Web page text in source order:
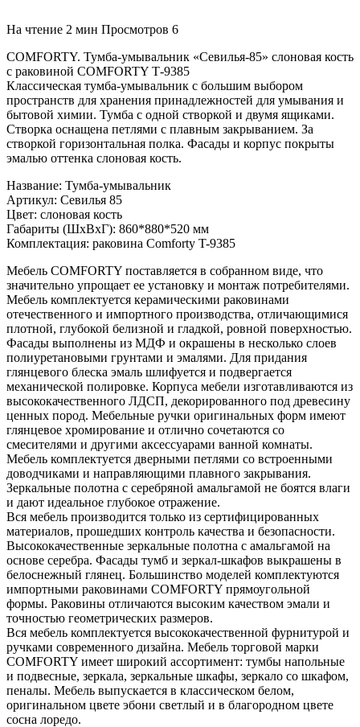
На чтение 2 мин Просмотров 6
COMFORTY. Тумба-умывальник «Севилья-85» слоновая кость
с раковиной COMFORTY Т-9385
Классическая тумба-умывальник с большим выбором
пространств для хранения принадлежностей для умывания и
бытовой химии. Тумба с одной створкой и двумя ящиками.
Створка оснащена петлями с плавным закрыванием. За
створкой горизонтальная полка. Фасады и корпус покрыты
эмалью оттенка слоновая кость.
Название: Тумба-умывальник
Артикул: Севилья 85
Цвет: слоновая кость
Габариты (ШхВхГ): 860*880*520 мм
Комплектация: раковина Comforty T-9385
Мебель COMFORTY поставляется в собранном виде, что
значительно упрощает ее установку и монтаж потребителями.
Мебель комплектуется керамическими раковинами
отечественного и импортного производства, отличающимися
плотной, глубокой белизной и гладкой, ровной поверхностью.
Фасады выполнены из МДФ и окрашены в несколько слоев
полиуретановыми грунтами и эмалями. Для придания
глянцевого блеска эмаль шлифуется и подвергается
механической полировке. Корпуса мебели изготавливаются из
высококачественного ЛДСП, декорированного под древесину
ценных пород. Мебельные ручки оригинальных форм имеют
глянцевое хромирование и отлично сочетаются со
смесителями и другими аксессуарами ванной комнаты.
Мебель комплектуется дверными петлями со встроенными
доводчиками и направляющими плавного закрывания.
Зеркальные полотна с серебряной амальгамой не боятся влаги
и дают идеальное глубокое отражение.
Вся мебель производится только из сертифицированных
материалов, прошедших контроль качества и безопасности.
Высококачественные зеркальные полотна с амальгамой на
основе серебра. Фасады тумб и зеркал-шкафов выкрашены в
белоснежный глянец. Большинство моделей комплектуются
импортными раковинами COMFORTY прямоугольной
формы. Раковины отличаются высоким качеством эмали и
точностью геометрических размеров.
Вся мебель комплектуется высококачественной фурнитурой и
ручками современного дизайна. Мебель торговой марки
COMFORTY имеет широкий ассортимент: тумбы напольные
и подвесные, зеркала, зеркальные шкафы, зеркало со шкафом,
пеналы. Мебель выпускается в классическом белом,
оригинальном цвете эбони светлый и в благородном цвете
сосна лоредо.